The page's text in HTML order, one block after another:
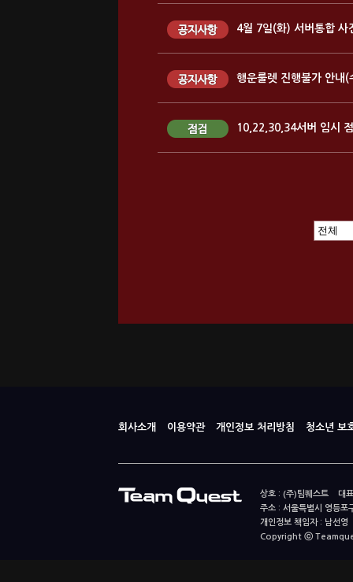
4월 7일(화) 서버통합 사
행운룰렛 진행불가 안내(
10,22,30,34서버 임시
회사소개 이용약관 개인정보 처리방침 청소년 보
상호 : (주)팀퀘스트 대
주소 : 서울특별시 영등
개인정보 책임자 : 남
Copyright ⓒ